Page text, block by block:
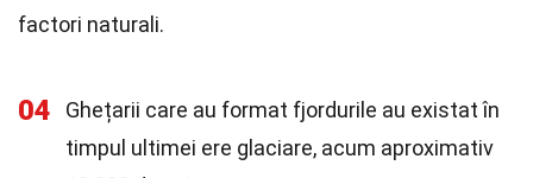
factori naturali.
04
Ghețarii care au format fjordurile au existat în
timpul ultimei ere glaciare, acum aproximativ